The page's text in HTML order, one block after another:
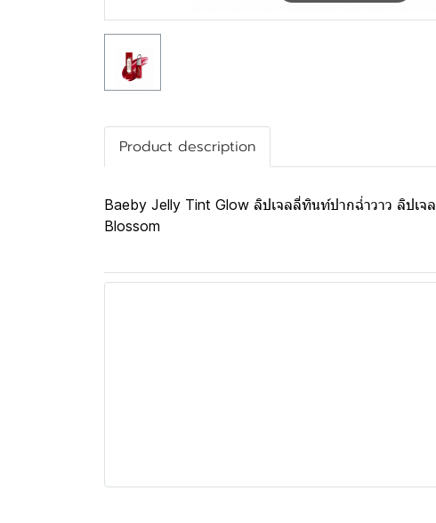
Product description
Baeby Jelly Tint Glow ลิปเจลลี่ทินท์ปากฉ่ำวาว ลิปเ
Blossom